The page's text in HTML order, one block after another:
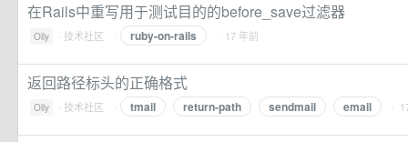
在Rails中重写用于测试目的的before_save过滤器
Olly · 技术社区 · ruby-on-rails · 17 年前
返回路径标头的正确格式
Olly · 技术社区 · tmail return-path sendmail email ·